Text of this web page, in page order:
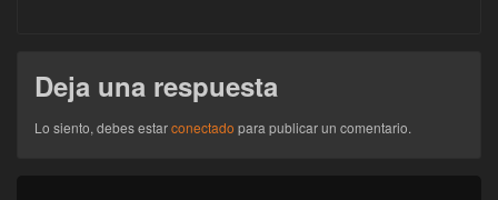
Deja una respuesta
Lo siento, debes estarconectado para publicar un comentario.